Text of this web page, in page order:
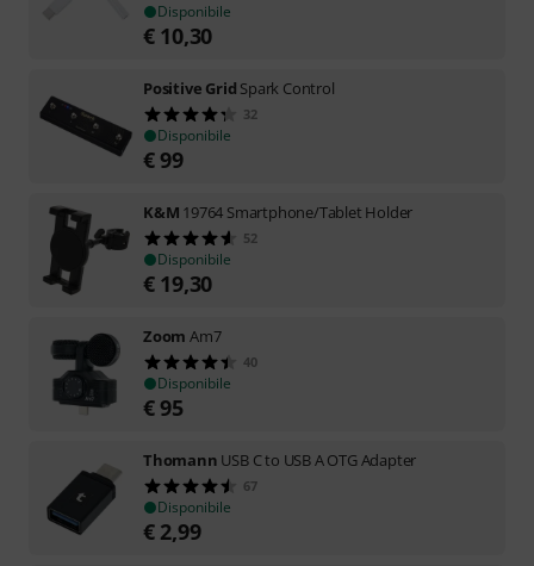
Disponibile
€ 10,30
Positive Grid Spark Control
32
Disponibile
€99
K&M 19764 Smartphone/Tablet Holder
52
Disponibile
€ 19,30
Zoom Am7
40
Disponibile
€95
Thomann USB C to USB A OTG Adapter
67
Disponibile
€ 2,99